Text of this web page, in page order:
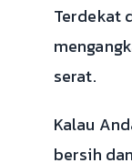
Terdekat
serat.
Kalau
bersih